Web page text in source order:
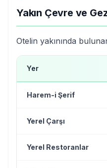
Yakın Çevre ve
Otelin yakınında
Yer
Harem-i Şerif
Yerel Çarşı
Yerel Restoranlar